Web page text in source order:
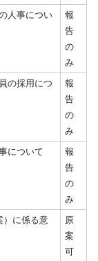
人事につい
報
告
の
み
の採用につ
報
告
の
み
について
報
告
の
み
）に係る意
原
案
可